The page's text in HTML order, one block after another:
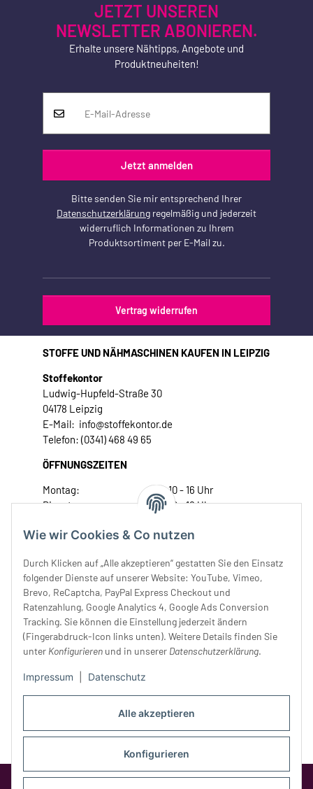
Alle akzeptieren
Konfigurieren
Wie wir Cookies & Co nutzen
Durch Klicken auf „Alle akzeptieren“ gestatten Sie den Einsatz
folgender Dienste auf unserer Website: YouTube, Vimeo,
Brevo, ReCaptcha, PayPal Express Checkout und
Ratenzahlung, Google Analytics 4, Google Ads Conversion
Tracking. Sie können die Einstellung jederzeit ändern
(Fingerabdruck-Icon links unten). Weitere Details finden Sie
unter Konfigurieren und in unserer Datenschutzerklärung.
Impressum Datenschutz
JETZT UNSEREN
NEWSLETTER ABONIEREN.
Erhalte unsere Nähtipps, Angebote und
Produktneuheiten!
Jetzt anmelden
Bitte senden Sie mir entsprechend Ihrer
Datenschutzerklärung regelmäßig und jederzeit
widerruflich Informationen zu Ihrem
Produktsortiment per E-Mail zu.
Vertrag widerrufen
STOFFE UND NÄHMASCHINEN KAUFEN IN LEIPZIG
Stoffekontor
Ludwig-Hupfeld-Straße 30
04178 Leipzig
E-Mail: info@stoffekontor.de
Telefon: (0341) 468 49 65
ÖFFNUNGSZEITEN
Montag:
10 - 16 Uhr
Dienstag:
10 - 16 Uhr
Donnerstag:
10 - 18 Uhr
Samstag:
10 - 14 Uhr
Unser Service
Rechtliches